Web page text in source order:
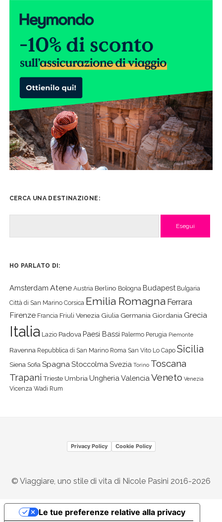
CERCA UNA DESTINAZIONE:
HO PARLATO DI:
Amsterdam Atene Austria Berlino Bologna Budapest Bulgaria
Città di San Marino Corsica Emilia Romagna Ferrara
Firenze Francia Friuli Venezia Giulia Germania Giordania Grecia
Italia Lazio Padova Paesi Bassi Palermo Perugia Piemonte
Ravenna Repubblica di San Marino Roma San Vito Lo Capo Sicilia
Siena Sofia Spagna Stoccolma Svezia Torino Toscana
Trapani Trieste Umbria Ungheria Valencia Veneto Venezia
Vicenza Wadi Rum
Privacy Policy Cookie Policy
© Viaggiare, uno stile di vita di Nicole Pasini 2016-2026
Le tue preferenze relative alla privacy